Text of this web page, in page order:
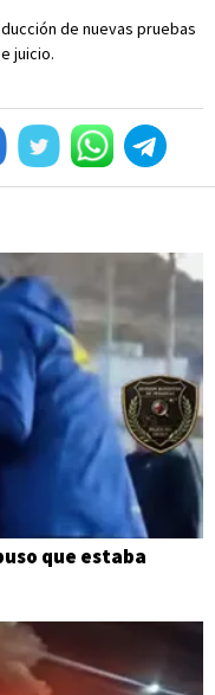
de nuevas pruebas
juicio.
que estaba